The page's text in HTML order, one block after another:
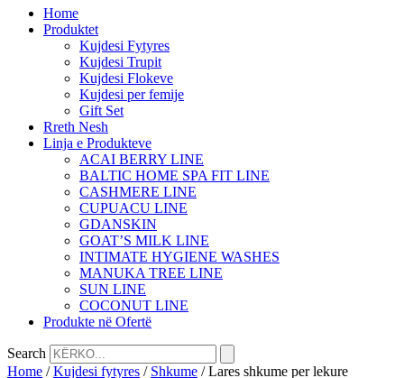
Home
Produktet
Kujdesi Fytyres
Kujdesi Trupit
Kujdesi Flokeve
Kujdesi per femije
Gift Set
Rreth Nesh
Linja e Produkteve
ACAI BERRY LINE
BALTIC HOME SPA FIT LINE
CASHMERE LINE
CUPUACU LINE
GDANSKIN
GOAT’S MILK LINE
INTIMATE HYGIENE WASHES
MANUKA TREE LINE
SUN LINE
COCONUT LINE
Produkte në Ofertë
Search
Home /Kujdesi fytyres / Shkume / Lares shkume per lekure